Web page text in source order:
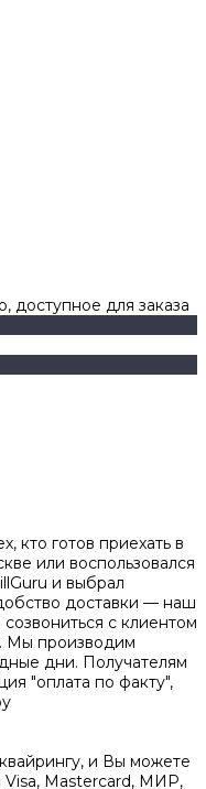
доступное для заказа
кто готов приехать в
или воспользовался
и выбрал
доставки — наш
с клиентом
Мы производим
дни. Получателям
"оплата по факту",
и Вы можете
Visa, Mastercard, МИР,